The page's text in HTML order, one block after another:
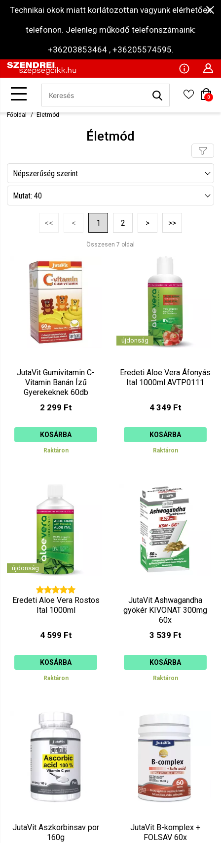
Technikai okok miatt korlátozottan vagyunk elérhetőek
telefonon. Jelenleg működő telefonszámaink:
+36203853464 , +36205574595.
0
Főoldal Életmód
Életmód
Népszerűség szerint
Név szerint csökkenő
Mutat: 40
<< < 1 2 > >>
Összesen 7 oldal
JutaVit Gumivitamin C-
Vitamin Banán Ízű
Gyerekeknek 60db
2 299 Ft
KOSÁRBA
Raktáron
újdonság
Eredeti Aloe Vera Áfonyás
Ital 1000ml AVTP0111
4 349 Ft
KOSÁRBA
Raktáron
újdonság
Eredeti Aloe Vera Rostos
Ital 1000ml
4 599 Ft
KOSÁRBA
Raktáron
JutaVit Ashwagandha
gyökér KIVONAT 300mg
60x
3 539 Ft
KOSÁRBA
Raktáron
JutaVit Aszkorbinsav por
160g
JutaVit B-komplex +
FOLSAV 60x